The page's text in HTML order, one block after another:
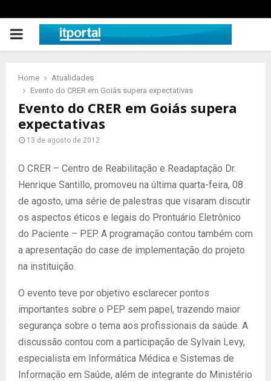
PRIMARY
Home
Atualidades
Evento do CRER em Goiás supera expectativas
Evento do CRER em Goiás supera
expectativas
13 de agosto de 2012
O CRER – Centro de Reabilitação e Readaptação Dr.
Henrique Santillo, promoveu na última quarta-feira, 08
de agosto, uma série de palestras que visaram discutir
os aspectos éticos e legais do Prontuário Eletrônico
do Paciente – PEP. A programação contou também com
a apresentação do case de implementação do projeto
na instituição.
O evento teve por objetivo esclarecer pontos
importantes sobre o PEP sem papel, trazendo maior
segurança sobre o tema aos profissionais da saúde. A
discussão contou com a participação de Sylvain Levy,
especialista em Informática Médica e Sistemas de
Informação em Saúde, além de integrante do Ministério